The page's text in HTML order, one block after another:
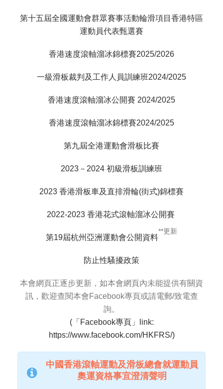
第十五屆全國運動會群眾賽事活動輪滑項目香港特區
運動員代表甄選賽
香港速度滾軸溜冰錦標賽2025/2026
一級滑板裁判及工作人員訓練班2024/2025
香港速度滾軸溜冰公開賽 2024/2025
香港速度滾軸溜冰錦標賽2024/2025
第九屆全港運動會滑板比賽
2023－2024 初級滑板訓練班
2023 香港滑板車及直排滑輪(街式)錦標賽
2022-2023 香港花式滾軸溜冰公開賽
第19屆杭州亞洲運動會公開資料
**更新
防止性騷擾政策
本會網頁正逐步更新，如本會網頁內未能提供有關資
訊，歡迎查閱本會Facebook專頁或請電郵/致電查
詢。
(「Facebook專頁」link:
https://www.facebook.com/HKFRS/)
中國香港滾軸運動及滑板總會就運動員
奧運資格事宜澄清聲明